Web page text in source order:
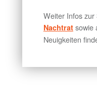
Weiter Infos zur
Nachtratsowie
Neuigkeiten